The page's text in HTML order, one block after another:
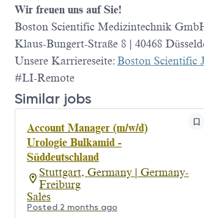
Wir freuen uns auf Sie!
Boston Scientific Medizintechnik
Klaus-Bungert-Straße 8 | 40468
Unsere Karriereseite: Boston Scientific
#LI-Remote
Similar jobs
Account Manager (m/w/d)
Urologie Bulkamid -
Süddeutschland
Stuttgart, Germany | Germany-
Freiburg
Sales
Posted 2 months ago